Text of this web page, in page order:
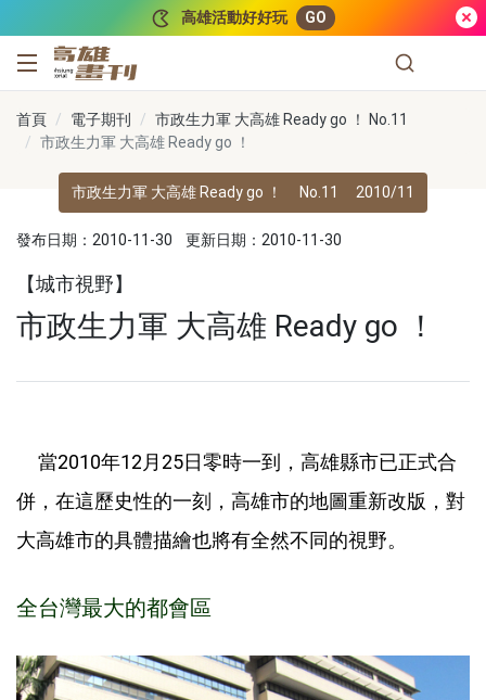
高雄活動好好玩 GO
高雄畫刊
首頁 電子期刊
市政生力軍 大高雄 Ready go ！ No.11
市政生力軍 大高雄 Ready go ！
市政生力軍 大高雄 Ready go ！ No.11 2010/11
發布日期：2010-11-30 更新日期：2010-11-30
【城市視野】
市政生力軍 大高雄 Ready go ！
當2010年12月25日零時一到，高雄縣市已正式合
併，在這歷史性的一刻，高雄市的地圖重新改版，對
大高雄市的具體描繪也將有全然不同的視野。
全台灣最大的都會區